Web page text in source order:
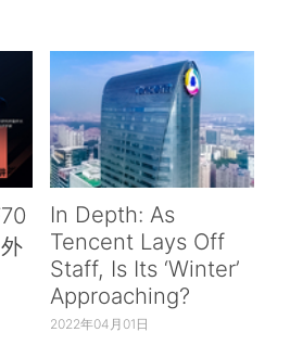
In Depth: As
Tencent Lays Off
Staff, Is Its ‘Winter’
Approaching?
2022年04月01日